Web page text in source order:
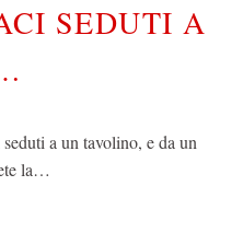
SEDUTI A
a un tavolino, e da un
la…